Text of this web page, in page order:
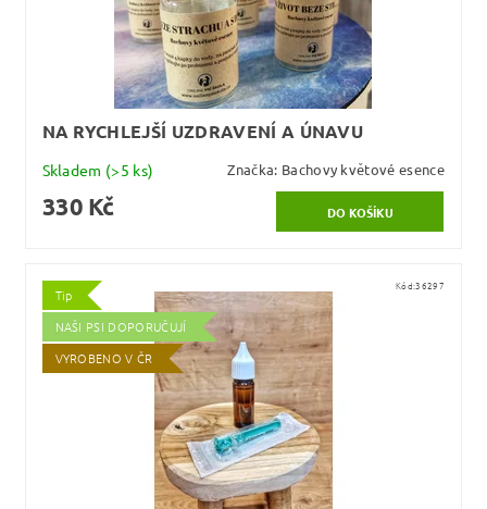
NA RYCHLEJŠÍ UZDRAVENÍ A ÚNAVU
Skladem (>5 ks) Značka: Bachovy květové esence
330 Kč
Tip
NAŠI PSI DOPORUČUJÍ
VYROBENO V ČR
Kód:36297